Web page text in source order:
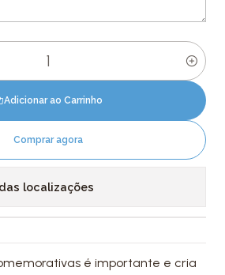
Adicionar ao Carrinho
Comprar agora
localizações
é importante e cria